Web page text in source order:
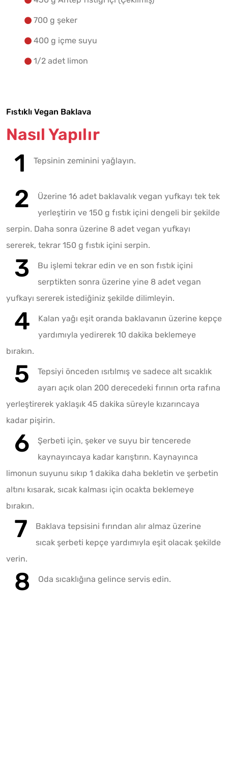
700 g şeker
400 g içme suyu
1/2 adet limon
Fıstıklı Vegan Baklava
Nasıl Yapılır
Tepsinin zeminini yağlayın.
Üzerine 16 adet baklavalık vegan yufkayı tek tek
yerleştirin ve 150 g fıstık içini dengeli bir şekilde
serpin. Daha sonra üzerine 8 adet vegan yufkayı
sererek, tekrar 150 g fıstık içini serpin.
Bu işlemi tekrar edin ve en son fıstık içini
serptikten sonra üzerine yine 8 adet vegan
yufkayı sererek istediğiniz şekilde dilimleyin.
Kalan yağı eşit oranda baklavanın üzerine kepçe
yardımıyla yedirerek 10 dakika beklemeye
bırakın.
Tepsiyi önceden ısıtılmış ve sadece alt sıcaklık
ayarı açık olan 200 derecedeki fırının orta rafına
yerleştirerek yaklaşık 45 dakika süreyle kızarıncaya
kadar pişirin.
Şerbeti için, şeker ve suyu bir tencerede
kaynayıncaya kadar karıştırın. Kaynayınca
limonun suyunu sıkıp 1 dakika daha bekletin ve şerbetin
altını kısarak, sıcak kalması için ocakta beklemeye
bırakın.
Baklava tepsisini fırından alır almaz üzerine
sıcak şerbeti kepçe yardımıyla eşit olacak şekilde
verin.
Oda sıcaklığına gelince servis edin.